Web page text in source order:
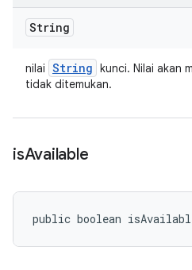
String
nilai String kunci. Nilai akan
tidak ditemukan.
isAvailable
public boolean